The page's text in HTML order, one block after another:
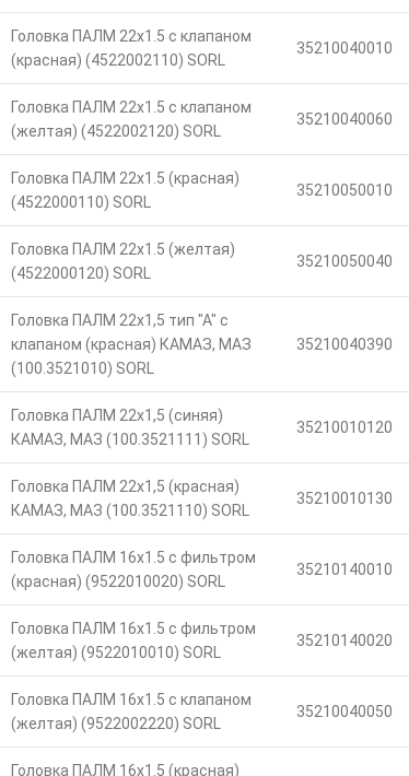
Головка ПАЛМ 22х1.5 с клапаном
(красная) (4522002110) SORL
35210040010
Головка ПАЛМ 22х1.5 с клапаном
(желтая) (4522002120) SORL
35210040060
Головка ПАЛМ 22х1.5 (красная)
(4522000110) SORL
35210050010
Головка ПАЛМ 22х1.5 (желтая)
(4522000120) SORL
35210050040
Головка ПАЛМ 22х1,5 тип "А" с
клапаном (красная) КАМАЗ, МАЗ
(100.3521010) SORL
35210040390
Головка ПАЛМ 22х1,5 (синяя)
КАМАЗ, МАЗ (100.3521111) SORL
35210010120
Головка ПАЛМ 22х1,5 (красная)
КАМАЗ, МАЗ (100.3521110) SORL
35210010130
Головка ПАЛМ 16х1.5 с фильтром
(красная) (9522010020) SORL
35210140010
Головка ПАЛМ 16х1.5 с фильтром
(желтая) (9522010010) SORL
35210140020
Головка ПАЛМ 16х1.5 с клапаном
(желтая) (9522002220) SORL
35210040050
Головка ПАЛМ 16х1.5 (красная)